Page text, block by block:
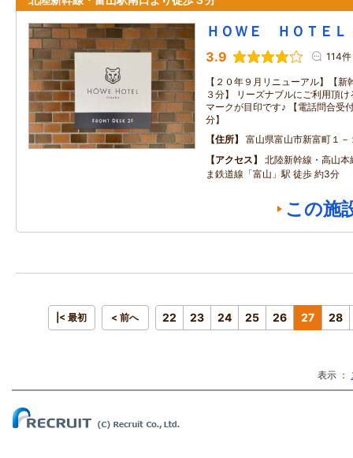
ＨＯＷＥ ＨＯＴＥ
3.9 114件
【２０年９月リニューアル】【
３分】 リーズナブルにご利用頂
マークが目印です♪ 【電話問合受
分】
住所
富山県富山市新富町１－
アクセス
北陸新幹線・高山
ま鉄道線「富山」駅 徒歩 約3分
この施
|< 最初 < 前へ 22 23 24 25 26 27 28
表示 ：